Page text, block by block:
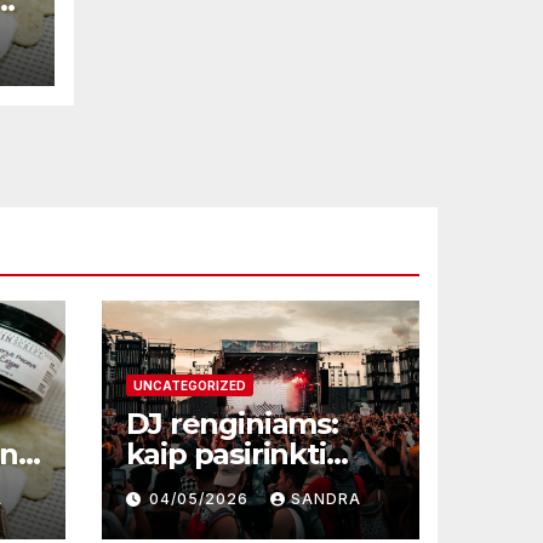
UNCATEGORIZED
DJ renginiams:
kaip pasirinkti
profesionalą ir
sukurti
04/05/2026 SANDRA